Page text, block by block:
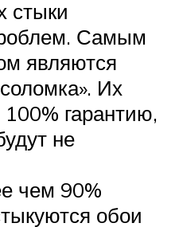
стыки
Самым
являются
Их
гарантию,
не
чем 90%
обои